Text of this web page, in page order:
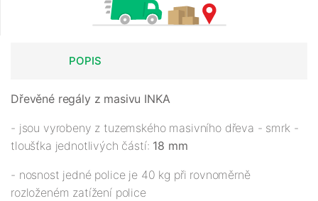
POPIS
Dřevěné regály z masivu INKA
- jsou vyrobeny z tuzemského masivního dřeva - smrk -
tloušťka jednotlivých částí: 18 mm
- nosnost jedné police je 40 kg při rovnoměrně
rozloženém zatížení police